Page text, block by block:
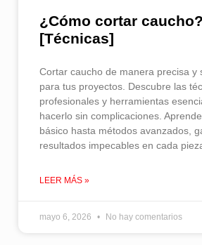
¿Cómo cortar caucho​?
[Técnicas]
Cortar caucho de manera precisa y
para tus proyectos. Descubre las
profesionales y herramientas
hacerlo sin complicaciones.
básico hasta métodos avanzados,
resultados impecables en cada
LEER MÁS »
mayo 6, 2026 No hay comentarios